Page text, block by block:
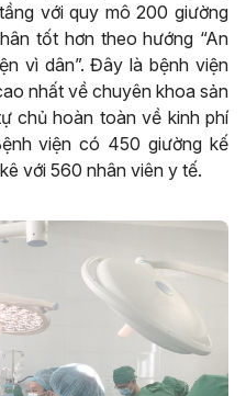
với quy mô 200 giường
tốt hơn theo hướng “An
vì dân”. Đây là bệnh viện
nhất về chuyên khoa sản
chủ hoàn toàn về kinh phí
viện có 450 giường kế
với 560 nhân viên y tế.